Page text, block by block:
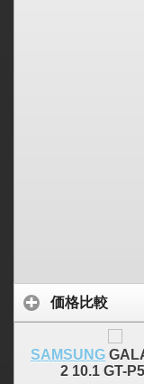
価格比較
SAMSUNG
2 10.1 GT-